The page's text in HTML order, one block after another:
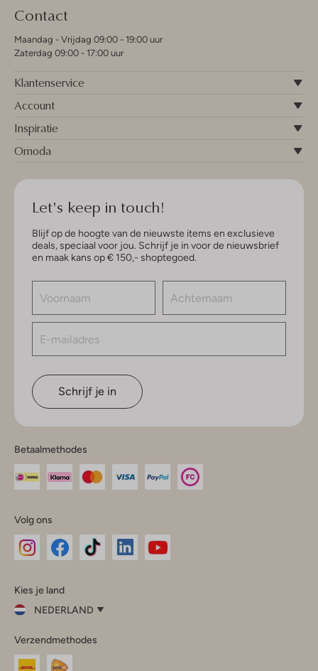
Contact
Maandag - Vrijdag 09:00 - 19:00 uur
Zaterdag 09:00 - 17:00 uur
Klantenservice
Account
Inspiratie
Omoda
Let's keep in touch!
Blijf op de hoogte van de nieuwste items en exclusieve
deals, speciaal voor jou. Schrijf je in voor de nieuwsbrief
en maak kans op € 150,- shoptegoed.
Schrijf je in
Betaalmethodes
Volg ons
InstagramFacebook
Kies je land
NEDERLAND
je
land
Verzendmethodes